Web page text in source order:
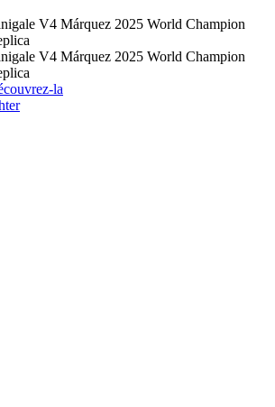
V4 Márquez 2025 World Champion
V4 Márquez 2025 World Champion
la